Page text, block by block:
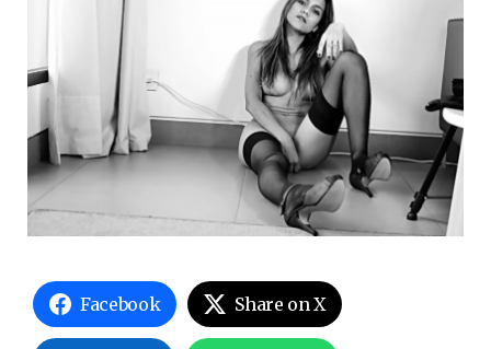
Facebook Share on X